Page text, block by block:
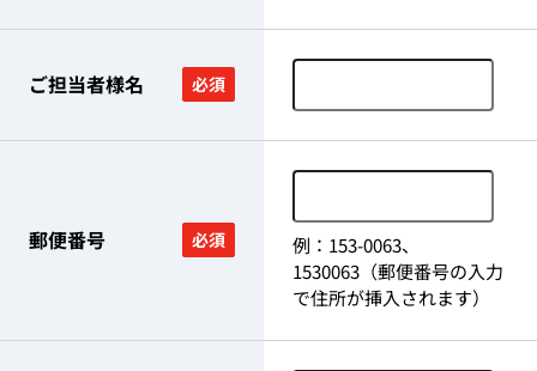
ご担当者様名 必須
郵便番号 必須
例：153-0063、
1530063（郵便番号の入力
で住所が挿入されます）